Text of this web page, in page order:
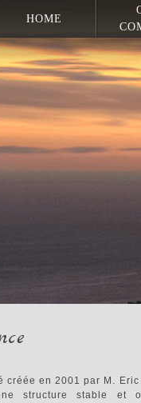
HOME
créée en 2001 par M. Eric
structure stable et